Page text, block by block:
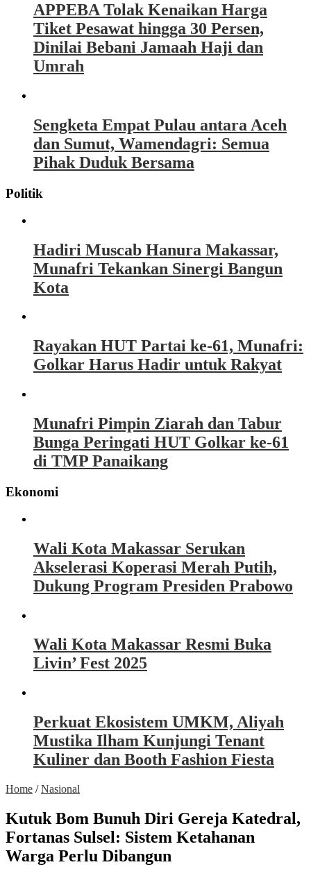
APPEBA Tolak Kenaikan Harga
Tiket Pesawat hingga 30 Persen,
Dinilai Bebani Jamaah Haji dan
Umrah
Sengketa Empat Pulau antara Aceh
dan Sumut, Wamendagri: Semua
Pihak Duduk Bersama
Politik
Hadiri Muscab Hanura Makassar,
Munafri Tekankan Sinergi Bangun
Kota
Rayakan HUT Partai ke-61, Munafri:
Golkar Harus Hadir untuk Rakyat
Munafri Pimpin Ziarah dan Tabur
Bunga Peringati HUT Golkar ke-61
di TMP Panaikang
Ekonomi
Wali Kota Makassar Serukan
Akselerasi Koperasi Merah Putih,
Dukung Program Presiden Prabowo
Wali Kota Makassar Resmi Buka
Livin’ Fest 2025
Perkuat Ekosistem UMKM, Aliyah
Mustika Ilham Kunjungi Tenant
Kuliner dan Booth Fashion Fiesta
Home /Nasional
Kutuk Bom Bunuh Diri Gereja Katedral,
Fortanas Sulsel: Sistem Ketahanan
Warga Perlu Dibangun